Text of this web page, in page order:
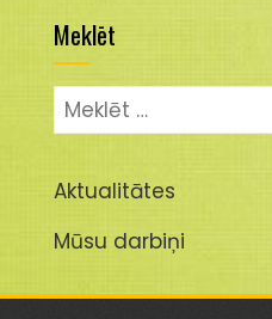
Meklēt
Meklēt:
Aktualitātes
Mūsu darbiņi